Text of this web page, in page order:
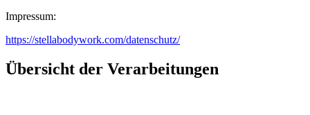
Impressum:
https://stellabodywork.com/datenschutz/
Übersicht der Verarbeitungen